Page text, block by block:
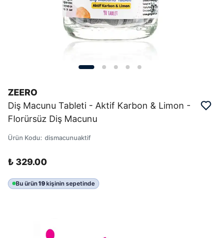
ZEERO
Diş Macunu Tableti - Aktif Karbon & Limon -
Florürsüz Diş Macunu
Ürün Kodu: dismacunuaktif
₺ 329.00
Bu ürün19kişinin sepetinde